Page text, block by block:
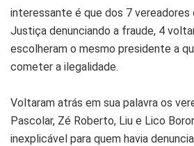
interessante é que dos 7 vereadores
Justiça denunciando a fraude, 4
escolheram o mesmo presidente a
cometer a ilegalidade.
Voltaram atrás em sua palavra os
Pascolar, Zé Roberto, Liu e Lico
inexplicável para quem havia